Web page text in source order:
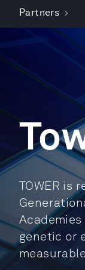
Partners
TOWER is
genetic or